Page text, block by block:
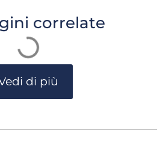
correlate
di più